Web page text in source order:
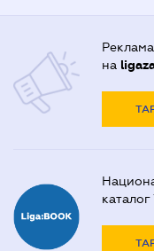
на